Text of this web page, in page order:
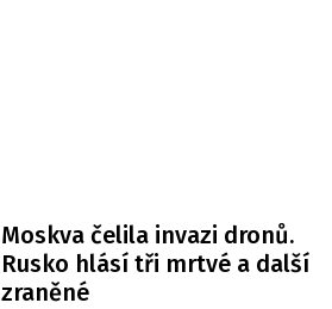
Moskva čelila invazi dronů.
Rusko hlásí tři mrtvé a další
zraněné